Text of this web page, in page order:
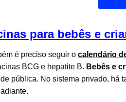
para bebês e
é preciso seguir o calendário
BCG e hepatite B. Bebês e
pública. No sistema privado, há